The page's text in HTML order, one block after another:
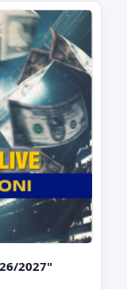
2027"